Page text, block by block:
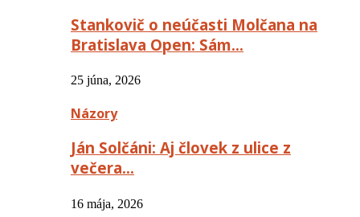
Stankovič o neúčasti Molčana na
Bratislava Open: Sám…
25 júna, 2026
Názory
Ján Solčáni: Aj človek z ulice z
večera…
16 mája, 2026